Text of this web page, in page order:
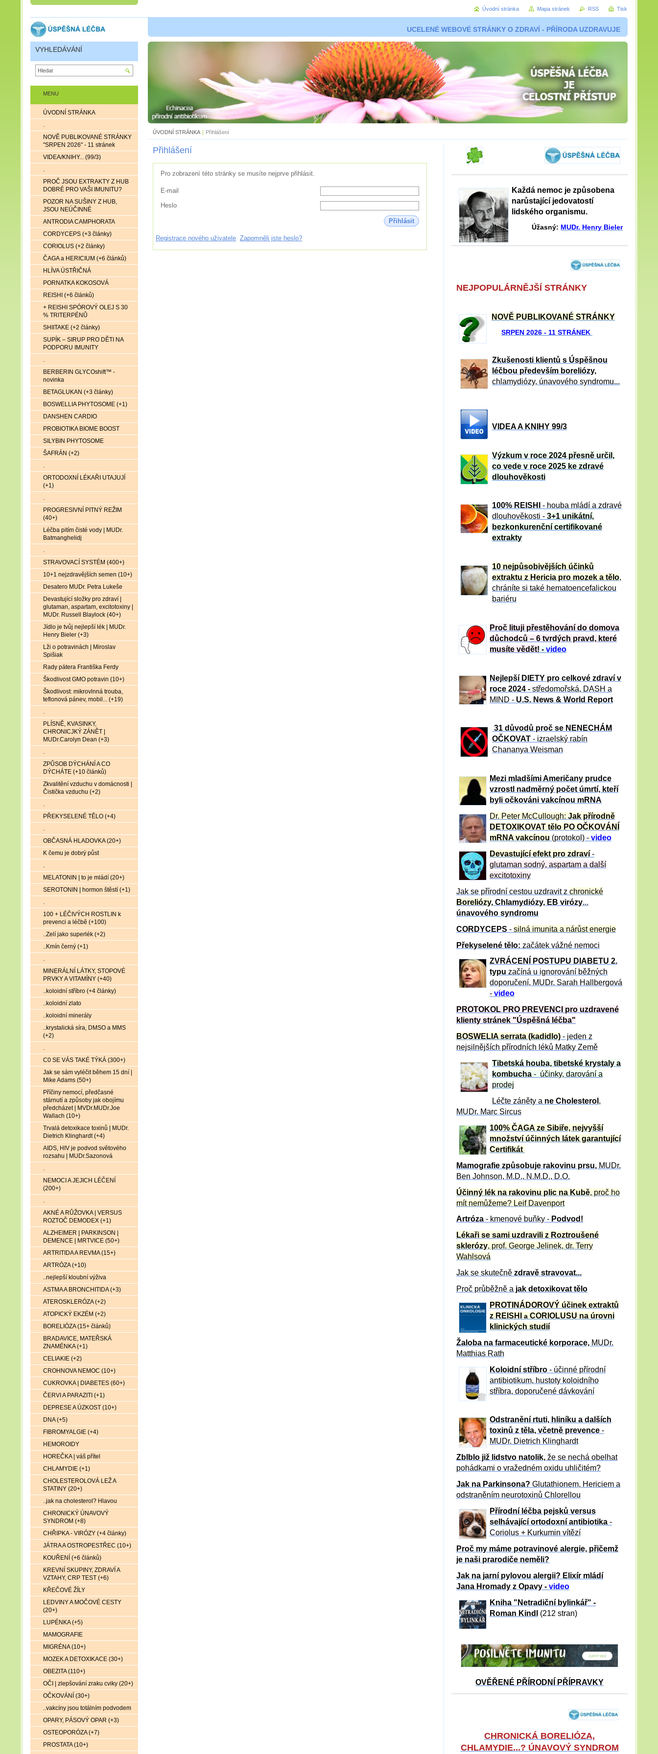
UCELENÉ WEBOVÉ STRÁNKY O ZDRAVÍ - PŘÍRODA UZDRAVUJE
ÚVODNÍ STRÁNKA | Přihlášení
Přihlášení
Pro zobrazení této stránky se musíte nejprve přihlásit.
E-mail
Heslo
Přihlásit
Registrace nového uživatele Zapomněli jste heslo?
Každá nemoc je způsobena
narůstající jedovatostí
lidského organismu.
Úžasný: MUDr. Henry Bieler
NEJPOPULÁRNĚJŠÍ STRÁNKY
NOVĚ PUBLIKOVANÉ STRÁNKY
SRPEN 2026 - 11 STRÁNEK
Zkušenosti klientů s Úspěšnou
léčbou především boreliózy,
chlamydiózy, únavového syndromu...
VIDEA A KNIHY 99/3
Výzkum v roce 2024 přesně určil,
co vede v roce 2025 ke zdravé
dlouhověkosti
100% REISHI
- houba mládí a zdravé
dlouhověkosti - 3+1 unikátní,
bezkonkurenční certifikované
extrakty
10 nejpůsobivějších účinků
extraktu z Hericia pro mozek a tělo,
chráníte si také hematoencefalickou
bariéru
Proč lituji přestěhování do domova
důchodců – 6 tvrdých pravd, které
musíte vědět! - video
Nejlepší DIETY pro celkové zdraví v
roce 2024 - středomořská, DASH a
MIND - U.S. News & World Report
31 důvod ů proč se NENECHÁM
OČKOVAT - izraelský rabín
Chananya Weisman
Mezi mladšími Američany prudce
vzrostl nadměrný počet úmrtí, kteří
byli očkováni vakcínou mRNA
Dr. Peter McCullough: Jak přírodně
DETOXIKOVAT tělo PO OČKOVÁNÍ
mRNA vakcínou (protokol) - video
Devastující efekt pro zdraví-
glutaman sodný, aspartam a další
excitotoxiny
Jak se přírodní cestou uzdravit z chronické
Boreliózy, Chlamydiózy, EB virózy...
únavového syndromu
CORDYCEPS - silná imunita a nárůst energie
Překyselené tělo: začátek vážné nemoci
ZVRÁCE NÍ POSTUPU DIABETU 2.
typu začíná u ignorování běžných
doporučení, MUDr. Sarah Hallbergová
- video
PROTOKOL PRO PREVENCI pro uzdravené
klienty stránek "Úspěšná léčba"
BOSWELIA serrata (kadidlo) - jeden z
nejsilnějších přírodních léků Matky Země
Tibetská houba, tibetské krystaly a
kombucha - účinky, darování a
prodej
Léčte záněty a ne Cholesterol ,
MUDr. Marc Sircus
100% ČAGA ze Sibiře, nejvyšší
množství účinných látek garantující
Certifikát
Mamografie způsobuje rakovinu prsu, MUDr.
Ben Johnson, M.D., N.M.D., D.O.
Účinný lék na rakovinu plic na Kubě, proč ho
mít nemůžeme? Leif Davenport
Artróza - kmenové buňky - Podvod!
Lékaři se sami uzdravili z Roztroušené
sklerózy, prof. George Jelinek, dr. Terry
Wahlsová
Jak se skutečně zdravě stravovat...
Proč průběžně a jak detoxikovat tělo
PROTINÁDOROVÝ účinek extraktů
z REISHI a CORIOLUSU na úrovni
klinických studií
Žaloba na farmaceutické korporace, MUDr.
Matthias Rath
Koloidní stříbro- účinné přírodní
antibiotikum, hustoty koloidního
stříbra, doporučené dávkování
Odstranění rtuti, hliníku a dalších
toxinů z těla, včetně prevence -
MUDr. Dietrich Klinghardt
Zblblo již lidstvo natolik, že se nechá obelhat
pohádkami o vražedném oxidu uhličitém?
Jak na Parkinsona? Glutathionem, Hericiem a
odstraněním neurotoxinů Chlorellou
Přírodní léčba pejsků versus
selhávající ortodoxní antibiotika -
Coriolus + Kurkumin vítězí
Proč my máme potravinové alergie, přičemž
je naši prarodiče neměli?
Jak na jarní pylovou alergii? Elixír mládí
Jana Hromady z Opavy - video
Kniha "Netradiční bylinkář" -
Roman Kindl
(212 stran)
OVĚŘENÉ PŘÍRODNÍ PŘÍPRAVKY
CHRONICKÁ BORELIÓZA,
CHLAMYDIE...? ÚNAVOVÝ SYNDROM
MENU
ÚVODNÍ STRÁNKA
.
NOVĚ PUBLIKOVANÉ STRÁNKY
"SRPEN 2026" - 11 stránek
VIDEA/KNIHY... (99/3)
.
PROČ JSOU EXTRAKTY Z HUB
DOBRÉ PRO VAŠI IMUNITU?
POZOR NA SUŠINY Z HUB,
JSOU NEÚČINNÉ
ANTRODIA CAMPHORATA
CORDYCEPS (+3 články)
CORIOLUS (+2 články)
ČAGA a HERICIUM (+6 článků)
HLÍVA ÚSTŘIČNÁ
PORNATKA KOKOSOVÁ
REISHI (+6 článků)
+ REISHI SPÓROVÝ OLEJ S 30
% TRITERPÉNŮ
SHIITAKE (+2 články)
SUPÍK – SIRUP PRO DĚTI NA
PODPORU IMUNITY
.
BERBERIN GLYCOshift™ -
novinka
BETAGLUKAN (+3 články)
BOSWELLIA PHYTOSOME (+1)
DANSHEN CARDIO
PROBIOTIKA BIOME BOOST
SILYBIN PHYTOSOME
ŠAFRÁN (+2)
.
ORTODOXNÍ LÉKAŘI UTAJUJÍ
(+1)
.
PROGRESIVNÍ PITNÝ REŽIM
(40+)
Léčba pitím čisté vody | MUDr.
Batmanghelidj
.
STRAVOVACÍ SYSTÉM (400+)
10+1 nejzdravějších semen (10+)
Desatero MUDr. Petra Lukeše
Devastující složky pro zdraví |
glutaman, aspartam, excitotoxiny |
MUDr. Russell Blaylock (40+)
Jídlo je tvůj nejlepší lék | MUDr.
Henry Bieler (+3)
Lži o potravinách | Miroslav
Spišiak
Rady pátera Františka Ferdy
Škodlivost GMO potravin (10+)
Škodlivost: mikrovlnná trouba,
teflonová pánev, mobil... (+19)
.
PLÍSNĚ, KVASINKY,
CHRONICJKÝ ZÁNĚT |
MUDr.Carolyn Dean (+3)
.
ZPŮSOB DÝCHÁNÍ A CO
DÝCHÁTE (+10 článků)
Zkvalitění vzduchu v domácnosti |
Čistička vzduchu (+2)
.
PŘEKYSELENÉ TĚLO (+4)
.
OBČASNÁ HLADOVKA (20+)
K čemu je dobrý půst
.
MELATONIN | to je mládí (20+)
SEROTONIN | hormon štěstí (+1)
.
100 + LÉČIVÝCH ROSTLIN k
prevenci a léčbě (+100)
..Zelí jako superlék (+2)
..Kmín černý (+1)
.
MINERÁLNÍ LÁTKY, STOPOVÉ
PRVKY A VITAMÍNY (+40)
..koloidní stříbro (+4 články)
..koloidní zlato
..koloidní minerály
..krystalická síra, DMSO a MMS
(+2)
.
C0 SE VÁS TAKÉ TÝKÁ (300+)
Jak se sám vyléčit během 15 dní |
Mike Adams (50+)
Příčiny nemocí, předčasné
stárnutí a způsoby jak obojímu
předcházet | MVDr.MUDr.Joe
Wallach (10+)
Trvalá detoxikace toxinů | MUDr.
Dietrich Klinghardt (+4)
AIDS, HIV je podvod světového
rozsahu | MUDr.Sazonová
.
NEMOCI A JEJICH LÉČENÍ
(200+)
.
AKNÉ A RŮŽOVKA | VERSUS
ROZTOČ DEMODEX (+1)
ALZHEIMER | PARKINSON |
DEMENCE | MRTVICE (50+)
ARTRITIDA A REVMA (15+)
ARTRÓZA (+10)
..nejlepší kloubní výživa
ASTMA A BRONCHITIDA (+3)
ATEROSKLERÓZA (+2)
ATOPICKÝ EKZÉM (+2)
BORELIÓZA (15+ článků)
BRADAVICE, MATEŘSKÁ
ZNAMÉNKA (+1)
CELIAKIE (+2)
CROHNOVA NEMOC (10+)
CUKROVKA | DIABETES (60+)
ČERVI A PARAZITI (+1)
DEPRESE A ÚZKOST (10+)
DNA (+5)
FIBROMYALGIE (+4)
HEMOROIDY
HOREČKA | váš přítel
CHLAMYDIE (+1)
CHOLESTEROLOVÁ LEŽ A
STATINY (20+)
..jak na cholesterol? Hlavou
CHRONICKÝ ÚNAVOVÝ
SYNDROM (+8)
CHŘIPKA - VIRÓZY (+4 články)
JÁTRA A OSTROPESTŘEC (10+)
KOUŘENÍ (+6 článků)
KREVNÍ SKUPINY, ZDRAVÍ A
VZTAHY, CRP TEST (+6)
KŘEČOVÉ ŽÍLY
LEDVINY A MOČOVÉ CESTY
(20+)
LUPÉNKA (+5)
MAMOGRAFIE
MIGRÉNA (10+)
MOZEK A DETOXIKACE (30+)
OBEZITA (110+)
OČI | zlepšování zraku cviky (20+)
OČKOVÁNÍ (30+)
..vakcíny jsou totálním podvodem
OPARY, PÁSOVÝ OPAR (+3)
OSTEOPORÓZA (+7)
PROSTATA (10+)
VYHLEDÁVÁNÍ
Úvodní stránka Mapa stránek RSS Tisk